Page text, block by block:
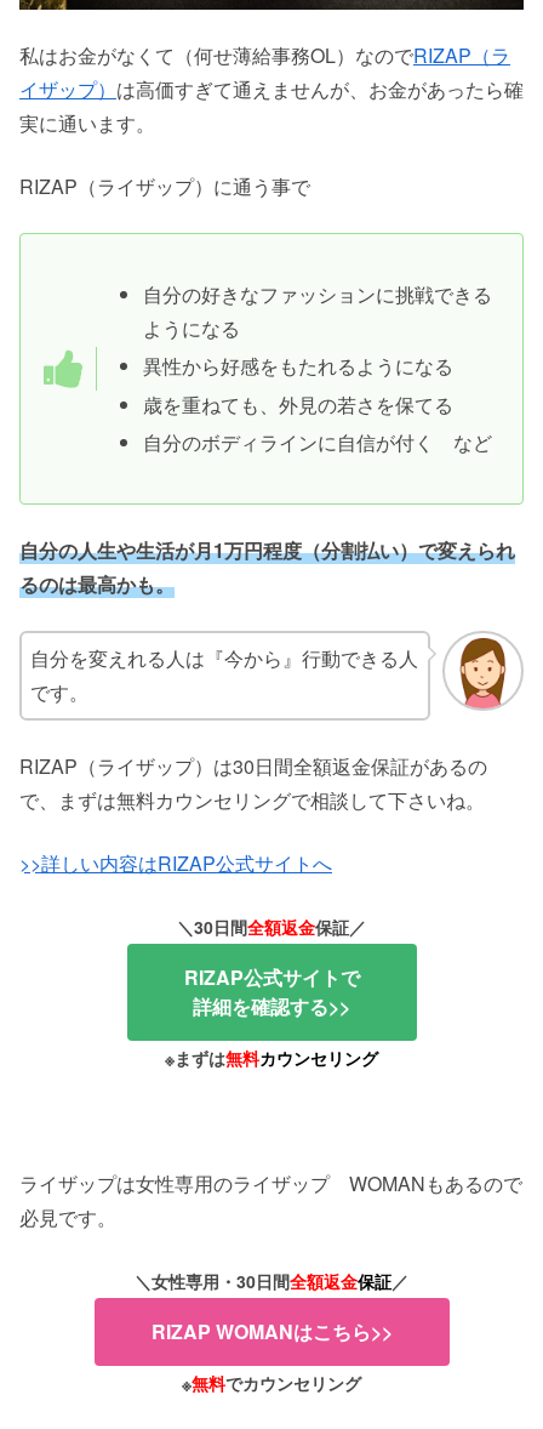
私はお金がなくて（何せ薄給事務OL）なのでRIZAP（ラ
イザップ） は高価すぎて通えませんが、お金があったら確
実に通います。
RIZAP（ライザップ）に通う事で
自分の好きなファッションに挑戦できる
ようになる
異性から好感をもたれるようになる
歳を重ねても、外見の若さを保てる
自分のボディラインに自信が付く など
自分の人生や生活が月1万円程度（分割払い）で変えられ
るのは最高かも。
自分を変えれる人は『今から』行動できる人
です。
RIZAP（ライザップ）は30日間全額返金保証があるの
で、まずは無料カウンセリングで相談して下さいね。
>>詳しい内容はRIZAP公式サイトへ
＼30日間全額返金保証／
RIZAP公式サイトで
詳細を確認する>>
※まずは無料カウンセリング
ライザップは女性専用のライザップ WOMANもあるので
必見です。
＼女性専用・30日間全額返金保証／
RIZAP WOMANはこちら>>
※無料でカウンセリング